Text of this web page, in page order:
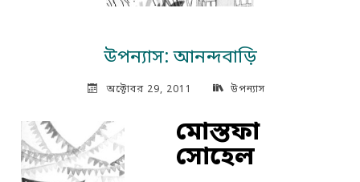
উপন্যাস: আনন্দবাড়ি
অক্টোবর 29, 2011 উপন্যাস
মোস্তফা
সোহেল